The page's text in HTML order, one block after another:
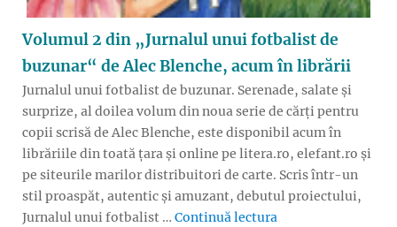
Volumul 2 din „Jurnalul unui fotbalist de
buzunar“ de Alec Blenche, acum în librării
Jurnalul unui fotbalist de buzunar. Serenade, salate și
surprize, al doilea volum din noua serie de cărți pentru
copii scrisă de Alec Blenche, este disponibil acum în
librăriile din toată țara și online pe litera.ro, elefant.ro și
pe siteurile marilor distribuitori de carte. Scris într-un
stil proaspăt, autentic și amuzant, debutul proiectului,
Jurnalul unui fotbalist … Continuă lectura